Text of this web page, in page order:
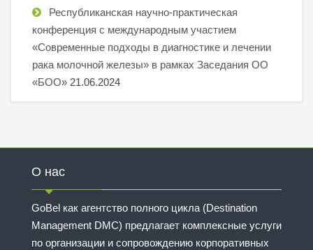
Республиканская научно-практическая
конференция с международным участием
«Современные подходы в диагностике и лечении
рака молочной железы» в рамках Заседания ОО
«БОО» 21.06.2024
О нас
GoBel как агентство полного цикла (Destination
Management DMC) предлагает комплексные услуги
по организации и сопровождению корпоративных